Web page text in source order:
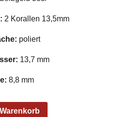
2 Korallen 13,5mm
poliert
13,7 mm
8,8 mm